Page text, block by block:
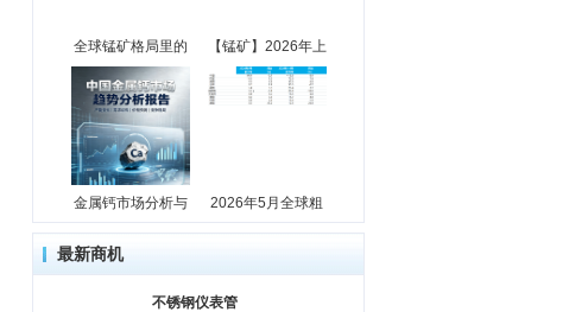
全球锰矿格局里的 【锰矿】2026年上
金属钙市场分析与 2026年5月全球粗
最新商机
不锈钢仪表管